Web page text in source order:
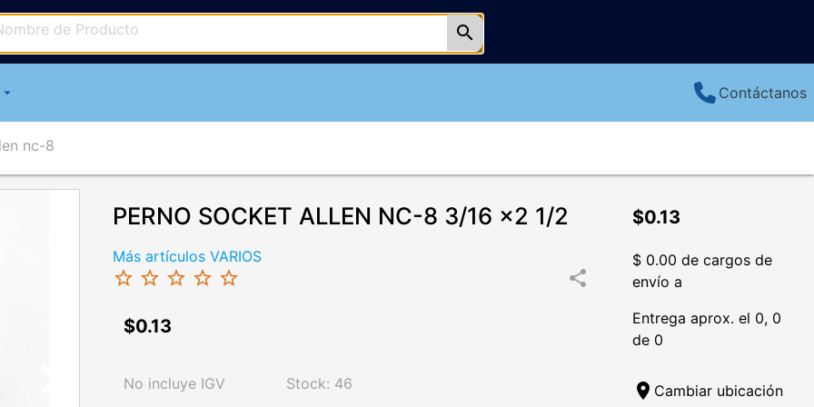
search
arrow_drop_down Contáctanos
nc-8
PERNO SOCKET ALLEN NC-8 3/16 x2 1/2
Más artículos VARIOS
star_border star_border star_border star_border star_border share
$0.13
No incluye IGV
Stock: 46
$0.13
$ 0.00 de cargos de
envío a
Entrega aprox. el 0, 0
de 0
location_on Cambiar ubicación